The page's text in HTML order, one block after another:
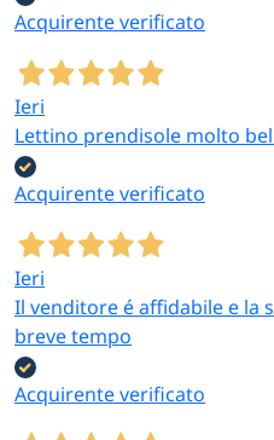
Acquirente verificato
Ieri
Lettino prendisole molto
Acquirente verificato
Ieri
Il venditore é affidabile e la
breve tempo
Acquirente verificato